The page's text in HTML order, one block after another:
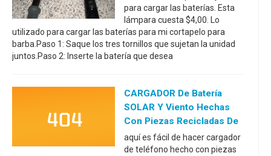
para cargar las baterías. Esta
lámpara cuesta $4,00. Lo
utilizado para cargar las baterías para mi cortapelo para
barba.Paso 1: Saque los tres tornillos que sujetan la unidad
juntos.Paso 2: Inserte la batería que desea
CARGADOR De Batería
SOLAR Y Viento Hechas
Con Piezas Recicladas De
aquí es fácil de hacer cargador
de teléfono hecho con piezas